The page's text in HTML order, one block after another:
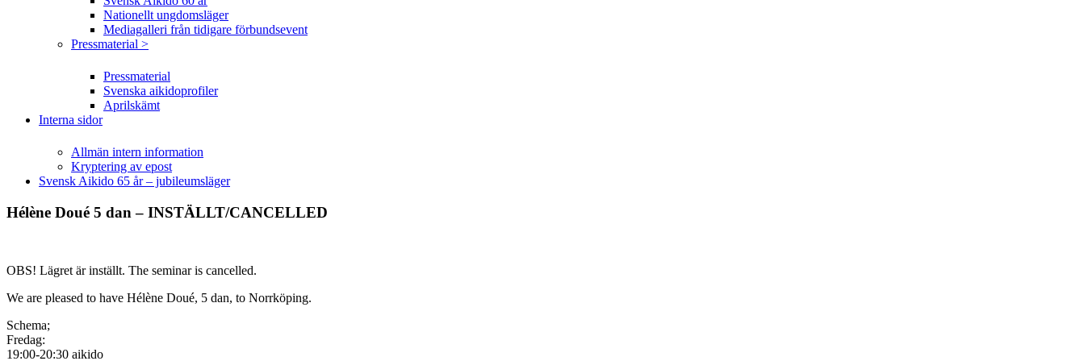
Nationellt ungdomsläger
Mediagalleri från tidigare förbundsevent
Pressmaterial >
Pressmaterial
Svenska aikidoprofiler
Aprilskämt
Interna sidor
Allmän intern information
Kryptering av epost
Svensk Aikido 65 år – jubileumsläger
Hélène Doué 5 dan – INSTÄLLT/CANCELLED
OBS! Lägret är inställt. The seminar is cancelled.
We are pleased to have Hélène Doué, 5 dan, to Norrköping.
Schema;
Fredag:
19:00-20:30 aikido